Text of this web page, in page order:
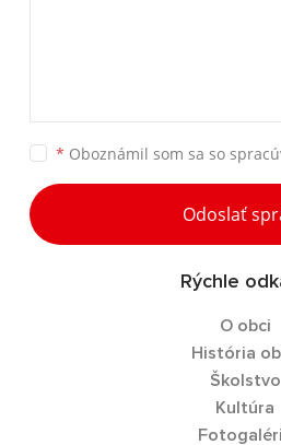
* Oboznámil som sa so
Odoslať
Rýchle
O obci
História
Školstvo
Kultúra